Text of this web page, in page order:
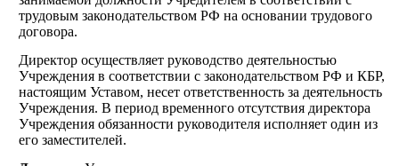
трудовым законодательством РФ на основании трудового
договора.
Директор осуществляет руководство деятельностью
Учреждения в соответствии с законодательством РФ и КБР,
настоящим Уставом, несет ответственность за деятельность
Учреждения. В период временного отсутствия директора
Учреждения обязанности руководителя исполняет один из
его заместителей.